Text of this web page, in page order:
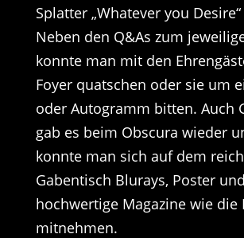
Splatter „Whatever you
Neben den Q&As zum
konnte man mit den
Foyer quatschen oder sie um
oder Autogramm bitten. Auch
gab es beim Obscura wieder
konnte man sich auf dem
Gabentisch Blurays, Poster und
hochwertige Magazine wie die
mitnehmen.